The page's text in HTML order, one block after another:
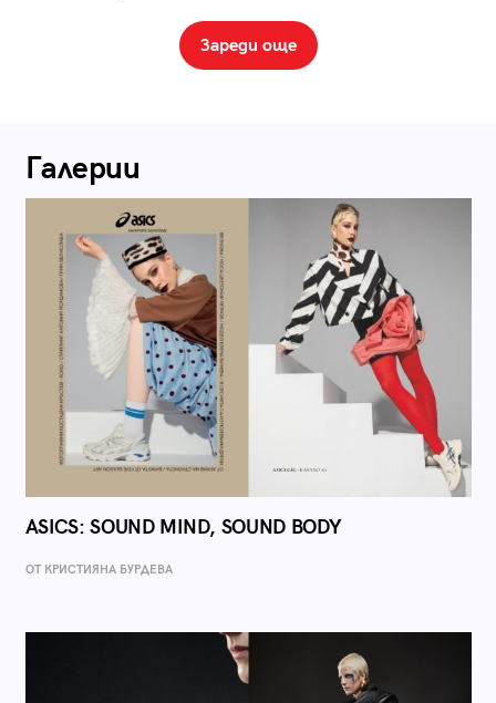
Зареди още
Галерии
ASICS: SOUND MIND, SOUND BODY
ОТ КРИСТИЯНА БУРДЕВА